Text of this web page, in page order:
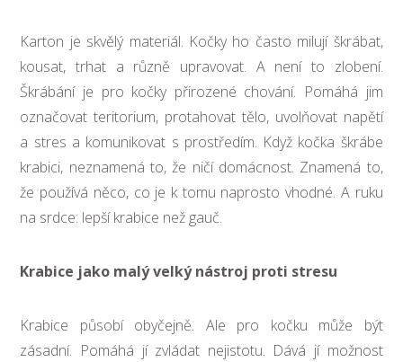
Karton je skvělý materiál. Kočky ho často milují škrábat,
kousat, trhat a různě upravovat. A není to zlobení.
Škrábání je pro kočky přirozené chování. Pomáhá jim
označovat teritorium, protahovat tělo, uvolňovat napětí
a stres a komunikovat s prostředím. Když kočka škrábe
krabici, neznamená to, že ničí domácnost. Znamená to,
že používá něco, co je k tomu naprosto vhodné. A ruku
na srdce: lepší krabice než gauč.
Krabice jako malý velký nástroj proti stresu
Krabice působí obyčejně. Ale pro kočku může být
zásadní. Pomáhá jí zvládat nejistotu. Dává jí možnost